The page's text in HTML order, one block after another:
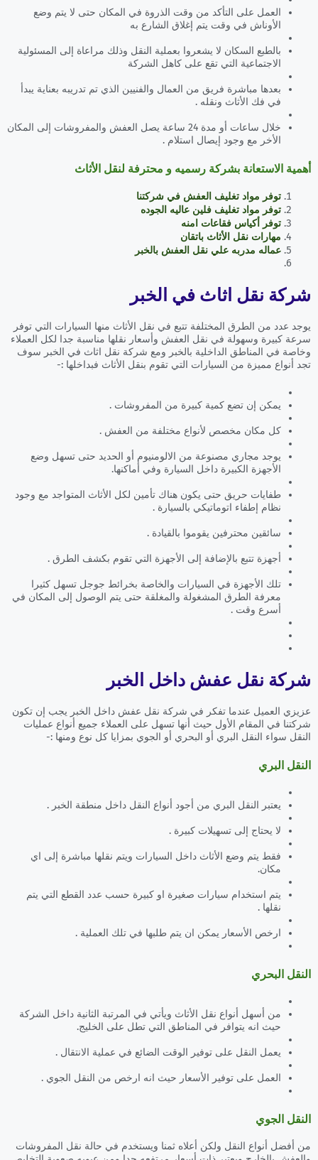
العمل على التأكد من وقت الذروة في المكان حتى لا يتم وضع
الأوناش في وقت يتم إغلاق الشارع به
بالطبع السكان لا يشعروا بعملية النقل وذلك مراعاة إلى المسئولية
الاجتماعية التي تقع على كاهل الشركة
بعدها مباشرة فريق من العمال والفنيين الذي تم تدريبه بعناية يبدأ
في فك الأثاث ونقله .
خلال ساعات أو مدة 24 ساعة يصل العفش والمفروشات إلى المكان
الأخر مع وجود إيصال استلام .
أهمية الاستعانة بشركة رسميه و محترفة لنقل الأثاث
توفر مواد تغليف العفش في شركتنا
توفر مواد تغليف فلين عاليه الجوده
توفر أكياس فقاعات امنه
مهارات نقل الأثاث باتقان
عماله مدربه علي نقل العفش بالخبر
شركة نقل اثاث في الخبر
يوجد عدد من الطرق المختلفة تتبع في نقل الأثاث منها السيارات التي توفر
سرعة كبيرة وسهولة في نقل العفش وأسعار نقلها مناسبة جدا لكل العملاء
وخاصة في المناطق الداخلية بالخبر ومع شركة نقل اثاث في الخبر سوف
تجد أنواع مميزة من السيارات التي تقوم بنقل الأثاث فبداخلها :-
يمكن إن تضع كمية كبيرة من المفروشات .
كل مكان مخصص لأنواع مختلفة من العفش .
يوجد مجاري مصنوعة من الالومنيوم أو الحديد حتى تسهل وضع
الأجهزة الكبيرة داخل السيارة وفي أماكنها.
طفايات حريق حتى يكون هناك تأمين لكل الأثاث المتواجد مع وجود
نظام إطفاء اتوماتيكي بالسيارة .
سائقين محترفين يقوموا بالقيادة .
أجهزة تتبع بالإضافة إلى الأجهزة التي تقوم بكشف الطرق .
تلك الأجهزة في السيارات والخاصة بخرائط جوجل تسهل كثيرا
معرفة الطرق المشغولة والمغلقة حتى يتم الوصول إلى المكان في
أسرع وقت .
شركة نقل عفش داخل الخبر
عزيزي العميل عندما تفكر في شركة نقل عفش داخل الخبر يجب إن تكون
شركتنا في المقام الأول حيث أنها تسهل على العملاء جميع أنواع عمليات
النقل سواء النقل البري أو البحري أو الجوي بمزايا كل نوع ومنها :-
النقل البري
يعتبر النقل البري من أجود أنواع النقل داخل منطقة الخبر .
لا يحتاج إلى تسهيلات كبيرة .
فقط يتم وضع الأثاث داخل السيارات ويتم نقلها مباشرة إلى اي
مكان.
يتم استخدام سيارات صغيرة او كبيرة حسب عدد القطع التي يتم
نقلها .
ارخص الأسعار يمكن ان يتم طلبها في تلك العملية .
النقل البحري
من أسهل أنواع نقل الأثاث ويأتي في المرتبة الثانية داخل الشركة
حيث انه يتوافر في المناطق التي تطل على الخليج.
يعمل النقل على توفير الوقت الضائع في عملية الانتقال .
العمل على توفير الأسعار حيث انه ارخص من النقل الجوي .
النقل الجوي
من أفضل أنواع النقل ولكن أعلاه ثمنا ويستخدم في حالة نقل المفروشات